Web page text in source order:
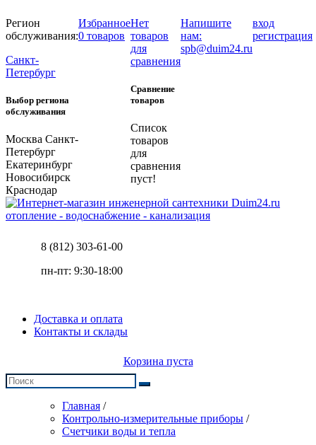
Регион
обслуживания:
Санкт-
Петербург
Выбор региона
обслуживания
Москва Санкт-
Петербург
Екатеринбург
Новосибирск
Краснодар
Избранное
0 товаров
Нет
товаров
для
сравнения
Сравнение
товаров
Список
товаров
для
сравнения
пуст!
Напишите
нам:
spb@duim24.ru
вход
регистрация
отопление - водоснабжение - канализация
8 (812) 303-61-00
пн-пт: 9:30-18:00
Доставка и оплата
Контакты и склады
Корзина пуста
Главная /
Контрольно-измерительные приборы /
Счетчики воды и тепла